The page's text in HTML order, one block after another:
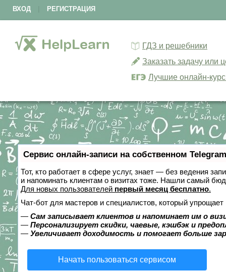
ВХОД РЕГИСТРАЦИЯ
ГДЗ и решебники
Заказать задачу или
Лучшие онлайн-
Сервис онлайн-записи на собственном
Тот, кто работает в сфере услуг, знает — без ведения
и напоминать клиентам о визитах тоже. Нашли самый
Для новых пользователей первый месяц бесплатно.
Чат-бот для мастеров и специалистов, который упрощает
— Сам записывает клиентов и напоминает им о
— Персонализирует скидки, чаевые, кэшбэк и
— Увеличивает доходимость и помогает больше
Начать пользоваться сервисом